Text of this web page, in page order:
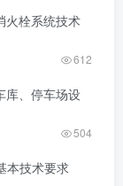
火栓系统技术
612
库、停车场设
504
本技术要求